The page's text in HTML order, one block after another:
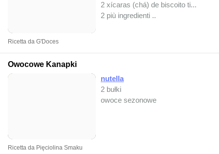
2 xícaras (chá) de biscoito ti...
2 più ingredienti ..
Ricetta da G'Doces
Owocowe Kanapki
nutella
2 bułki
owoce sezonowe
Ricetta da Pięciolina Smaku